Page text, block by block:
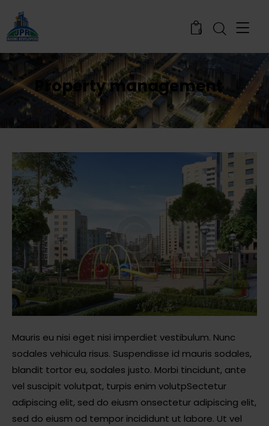
0
Property management
Mauris eu nisi eget nisi imperdiet vestibulum. Nunc
sodales vehicula risus. Suspendisse id mauris sodales,
blandit tortor eu, sodales justo. Morbi tincidunt, ante
vel suscipit volutpat, turpis enim volutpSectetur
adipiscing elit, sed do eiusm onsectetur adipiscing elit,
sed do eiusm od tempor incididunt ut labore. Ut vel